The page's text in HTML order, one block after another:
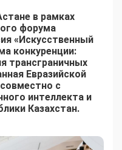
в рамках
форума
«Искусственный
конкуренции:
трансграничных
Евразийской
с
интеллекта и
Казахстан.